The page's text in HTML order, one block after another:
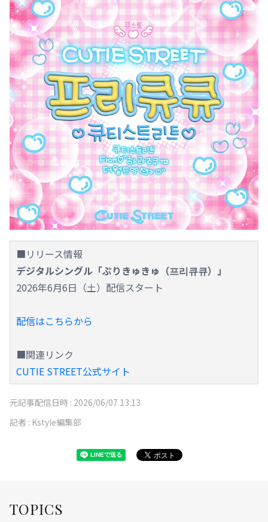
■リリース情報
デジタルシングル「ぷりきゅきゅ（프리큐큐）」
2026年6月6日（土）配信スタート
配信はこちらから
■関連リンク
CUTIE STREET公式サイト
元記事配信日時 : 2026/06/07 13:13
記者 : Kstyle編集部
TOPICS